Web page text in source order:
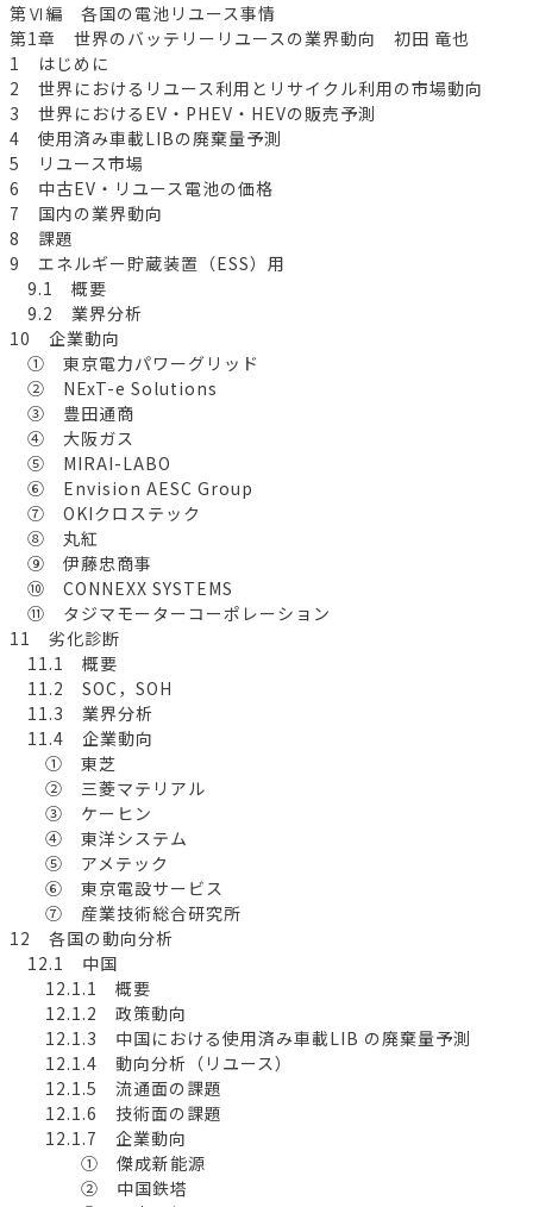
第Ⅵ編 各国の電池リユース事情
第1章 世界のバッテリーリユースの業界動向 初田 竜也
1 はじめに
2 世界におけるリユース利用とリサイクル利用の市場動向
3 世界におけるEV・PHEV・HEVの販売予測
4 使用済み車載LIBの廃棄量予測
5 リユース市場
6 中古EV・リユース電池の価格
7 国内の業界動向
8 課題
9 エネルギー貯蔵装置（ESS）用
9.1 概要
9.2 業界分析
10 企業動向
① 東京電力パワーグリッド
② NExT-e Solutions
③ 豊田通商
④ 大阪ガス
⑤ MIRAI-LABO
⑥ Envision AESC Group
⑦ OKIクロステック
⑧ 丸紅
⑨ 伊藤忠商事
⑩ CONNEXX SYSTEMS
⑪ タジマモーターコーポレーション
11 劣化診断
11.1 概要
11.2 SOC，SOH
11.3 業界分析
11.4 企業動向
① 東芝
② 三菱マテリアル
③ ケーヒン
④ 東洋システム
⑤ アメテック
⑥ 東京電設サービス
⑦ 産業技術総合研究所
12 各国の動向分析
12.1 中国
12.1.1 概要
12.1.2 政策動向
12.1.3 中国における使用済み車載LIB の廃棄量予測
12.1.4 動向分析（リユース）
12.1.5 流通面の課題
12.1.6 技術面の課題
12.1.7 企業動向
① 傑成新能源
② 中国鉄塔